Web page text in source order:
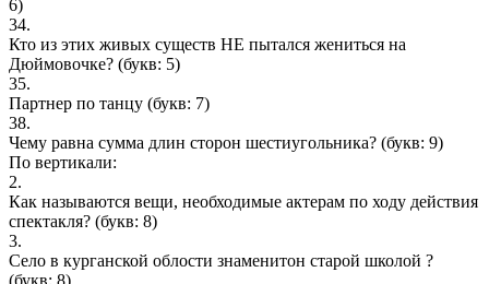
6)
34.
Кто из этих живых существ НЕ пытался жениться на
Дюймовочке? (букв: 5)
35.
Партнер по танцу (букв: 7)
38.
Чему равна сумма длин сторон шестиугольника? (букв: 9)
По вертикали:
2.
Как называются вещи, необходимые актерам по ходу действия
спектакля? (букв: 8)
3.
Село в курганской облости знаменитон старой школой ?
(букв: 8)